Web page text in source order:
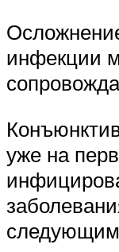
инфекции
уже на